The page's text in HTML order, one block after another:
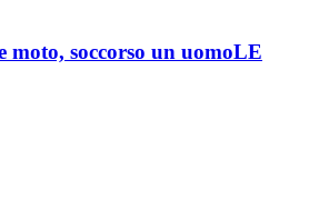
soccorso un uomoLE